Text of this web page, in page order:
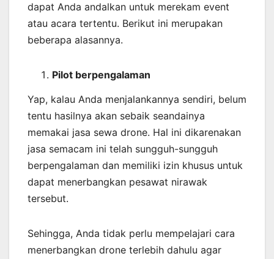
dapat Anda andalkan untuk merekam event
atau acara tertentu. Berikut ini merupakan
beberapa alasannya.
Pilot berpengalaman
Yap, kalau Anda menjalankannya sendiri, belum
tentu hasilnya akan sebaik seandainya
memakai jasa sewa drone. Hal ini dikarenakan
jasa semacam ini telah sungguh-sungguh
berpengalaman dan memiliki izin khusus untuk
dapat menerbangkan pesawat nirawak
tersebut.
Sehingga, Anda tidak perlu mempelajari cara
menerbangkan drone terlebih dahulu agar